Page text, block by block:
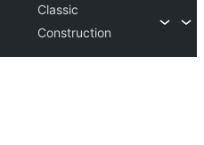
Classic
Construction